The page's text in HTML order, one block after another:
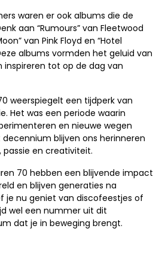
waren er ook albums die de
aan “Rumours” van Fleetwood
van Pink Floyd en “Hotel
albums vormden het geluid van
inspireren tot op de dag van
weerspiegelt een tijdperk van
Het was een periode waarin
en nieuwe wegen
blijven ons herinneren
passie en creativiteit.
70 hebben een blijvende impact
en blijven generaties na
je nu geniet van discofeestjes of
wel een nummer uit dit
dat je in beweging brengt.